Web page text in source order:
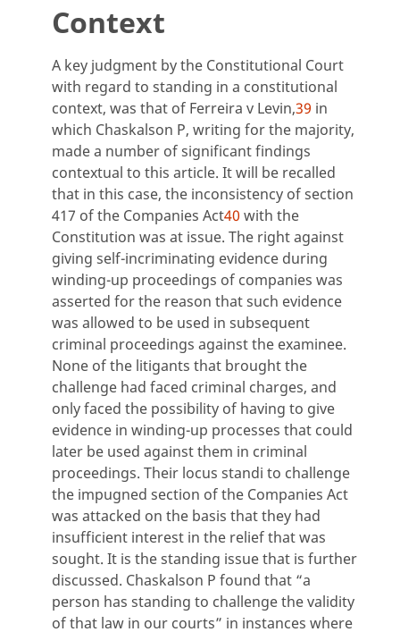
Context
A key judgment by the Constitutional Court
with regard to standing in a constitutional
context, was that of Ferreira v Levin,39 in
which Chaskalson P, writing for the majority,
made a number of significant findings
contextual to this article. It will be recalled
that in this case, the inconsistency of section
417 of the Companies Act40 with the
Constitution was at issue. The right against
giving self-incriminating evidence during
winding-up proceedings of companies was
asserted for the reason that such evidence
was allowed to be used in subsequent
criminal proceedings against the examinee.
None of the litigants that brought the
challenge had faced criminal charges, and
only faced the possibility of having to give
evidence in winding-up processes that could
later be used against them in criminal
proceedings. Their locus standi to challenge
the impugned section of the Companies Act
was attacked on the basis that they had
insufficient interest in the relief that was
sought. It is the standing issue that is further
discussed. Chaskalson P found that “a
person has standing to challenge the validity
of that law in our courts” in instances where